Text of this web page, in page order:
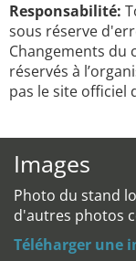
Responsabilité:
sous réserve
Changements du
réservés à
pas le site officiel
Images
Photo du stand
d'autres photos
Téléharger une